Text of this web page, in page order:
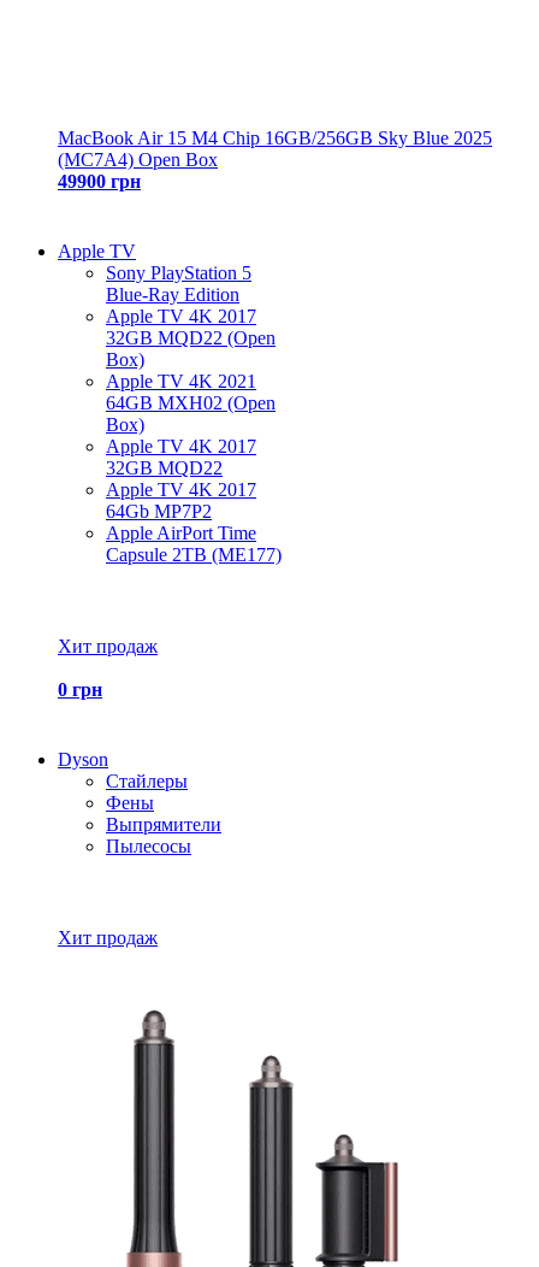
MacBook Air 15 M4 Chip 16GB/256GB Sky Blue 2025
(MC7A4) Open Box
49900 грн
Apple TV
Sony PlayStation 5
Blue-Ray Edition
Apple TV 4K 2017
32GB MQD22 (Open
Box)
Apple TV 4K 2021
64GB MXH02 (Open
Box)
Apple TV 4K 2017
32GB MQD22
Apple TV 4K 2017
64Gb MP7P2
Apple AirPort Time
Capsule 2TB (ME177)
Хит продаж
0 грн
Dyson
Стайлеры
Фены
Выпрямители
Пылесосы
Хит продаж